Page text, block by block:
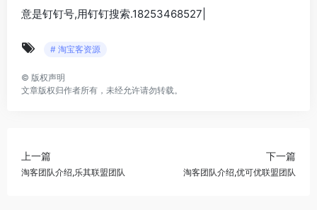
意是钉钉号,用钉钉搜索.18253468527|
# 淘宝客资源
© 版权声明
文章版权归作者所有，未经允许请勿转载。
上一篇
淘客团队介绍,乐其联盟团队
下一篇
淘客团队介绍,优可优联盟团队